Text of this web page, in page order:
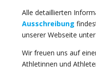
Alle detaillierten
Ausschreibung
unserer Webseite unter
Wir freuen uns auf
Athletinnen und